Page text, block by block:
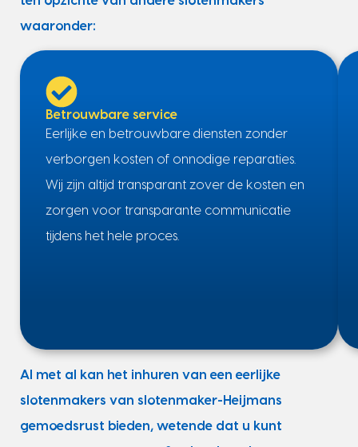
waaronder:
Betrouwbare service
Eerlijke en betrouwbare diensten zonder
verborgen kosten of onnodige reparaties.
Wij zijn altijd transparant zover de kosten en
zorgen voor transparante communicatie
tijdens het hele proces.
Al met al kan het inhuren van een eerlijke
slotenmakers van slotenmaker-Heijmans
gemoedsrust bieden, wetende dat u kunt